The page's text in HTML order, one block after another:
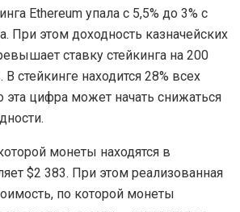
Ethereum упала с 5,5% до 3% с
При этом доходность казначейских
ставку стейкинга на 200
стейкинге находится 28% всех
эта цифра может начать снижаться
монеты находятся в
$2 383. При этом реализованная
по которой монеты